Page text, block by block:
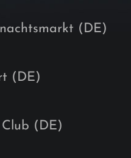
(DE)
(DE)
(DE)